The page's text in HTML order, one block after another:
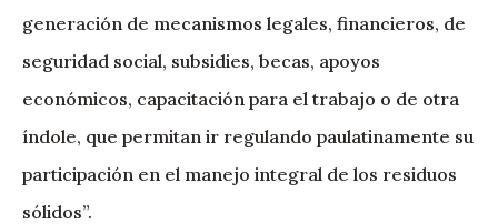
generación de mecanismos legales, financieros, de
seguridad social, subsidies, becas, apoyos
económicos, capacitación para el trabajo o de otra
índole, que permitan ir regulando paulatinamente su
participación en el manejo integral de los residuos
sólidos”.